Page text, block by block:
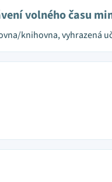
volného času
knihovna, vyhrazená